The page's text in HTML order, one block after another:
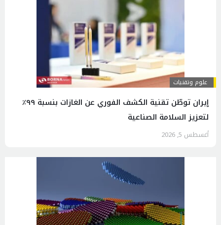
علوم وتقنيات
إيران توطّن تقنية الكشف الفوري عن الغازات بنسبة ٩٩٪
لتعزيز السلامة الصناعية
أغسطس 5, 2026